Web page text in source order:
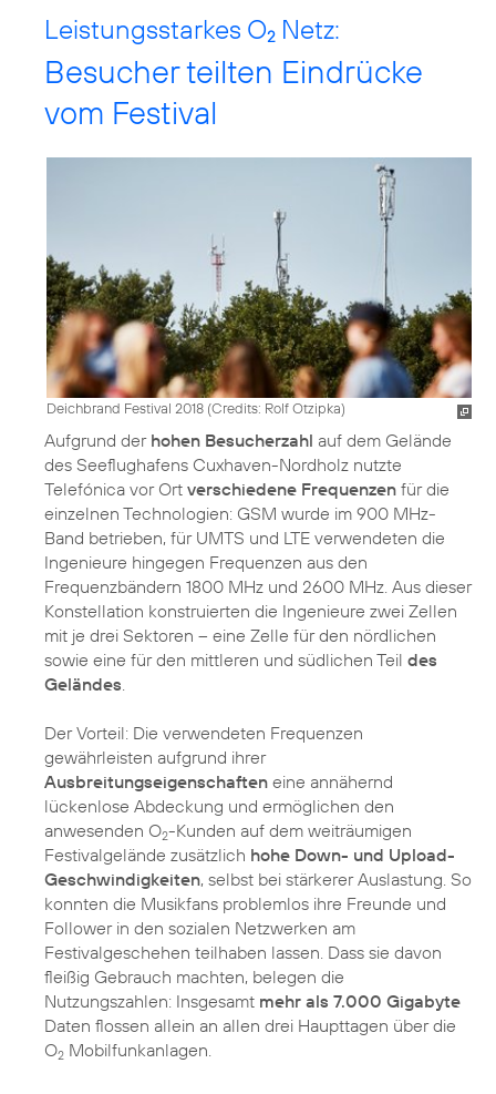
Leistungsstarkes O2 Netz:
Besucher teilten Eindrücke
vom Festival
Deichbrand Festival 2018 (Credits: Rolf Otzipka)
Aufgrund der hohen Besucherzahl auf dem Gelände
des Seeflughafens Cuxhaven-Nordholz nutzte
Telefónica vor Ort verschiedene Frequenzen für die
einzelnen Technologien: GSM wurde im 900 MHz-
Band betrieben, für UMTS und LTE verwendeten die
Ingenieure hingegen Frequenzen aus den
Frequenzbändern 1800 MHz und 2600 MHz. Aus dieser
Konstellation konstruierten die Ingenieure zwei Zellen
mit je drei Sektoren – eine Zelle für den nördlichen
sowie eine für den mittleren und südlichen Teil des
Geländes
Der Vorteil: Die verwendeten Frequenzen
gewährleisten aufgrund ihrer
Ausbreitungseigenschaften eine annähernd
lückenlose Abdeckung und ermöglichen den
anwesenden O2-Kunden auf dem weiträumigen
Festivalgelände zusätzlich hohe Down- und Upload-
Geschwindigkeiten, selbst bei stärkerer Auslastung. So
konnten die Musikfans problemlos ihre Freunde und
Follower in den sozialen Netzwerken am
Festivalgeschehen teilhaben lassen. Dass sie davon
fleißig Gebrauch machten, belegen die
Nutzungszahlen: Insgesamt mehr als 7.000 Gigabyte
Daten flossen allein an allen drei Haupttagen über die
O2 Mobilfunkanlagen.